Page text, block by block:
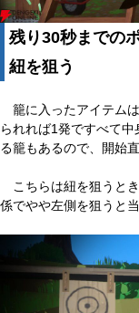
残り30秒までの
紐を狙う
籠に入ったアイテム
られれば1発ですべて
る籠もあるので、開始
こちらは紐を狙うと
係でやや左側を狙うと